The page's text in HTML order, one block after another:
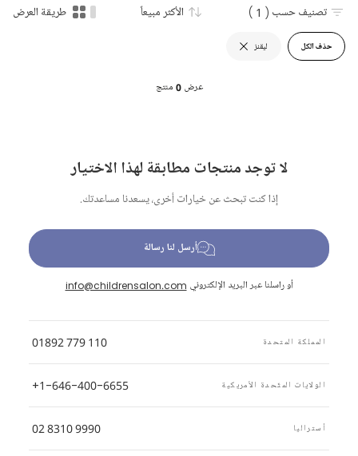
حذف الكل ليقنز
تصنيف حسب ( 1 ) الأكثر مبيعاً طريقة العرض
عرض0 منتج
لا توجد منتجات مطابقة لهذا الاختيار
إذا كنت تبحث عن خيارات أخرى، يسعدنا مساعدتك.
أرسل لنا رسالة
أو راسلنا عبر البريد الإلكتروني info@childrensalon.com
المملكة المتحدة 01892 779 110
الولايات المتّحدة الأمريكية +1-646-400-6655
أستراليا 02 8310 9990